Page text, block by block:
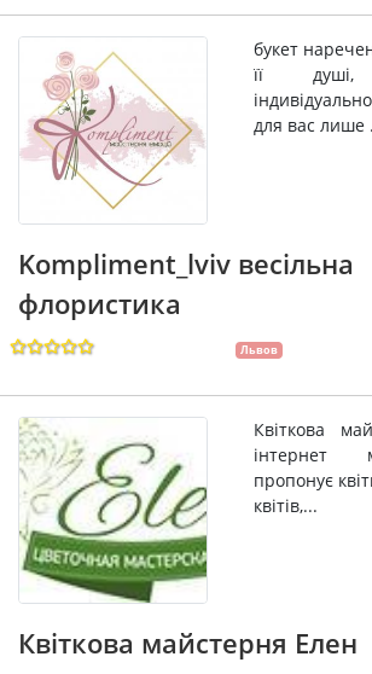
букет
її
для вас лише
Kompliment_lviv весільна
флористика
Львов
Квіткова
інтернет
пропонує
квітів,...
Квіткова майстерня Елен